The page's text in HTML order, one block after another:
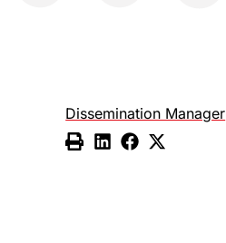
Dissemination Manager